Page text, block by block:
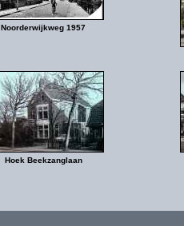
Noorderwijkweg 1957
Hoek Beekzanglaan